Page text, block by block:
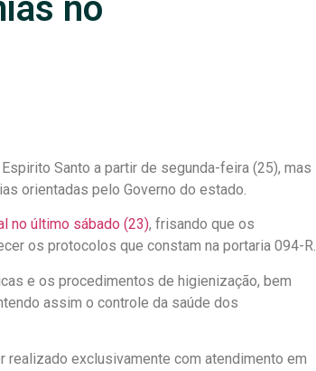
no
Santo a partir de segunda-feira (25), mas
orientadas pelo Governo do estado.
no último sábado (23), frisando que os
os protocolos que constam na portaria 094-R.
e os procedimentos de higienização, bem
assim o controle da saúde dos
realizado exclusivamente com atendimento em